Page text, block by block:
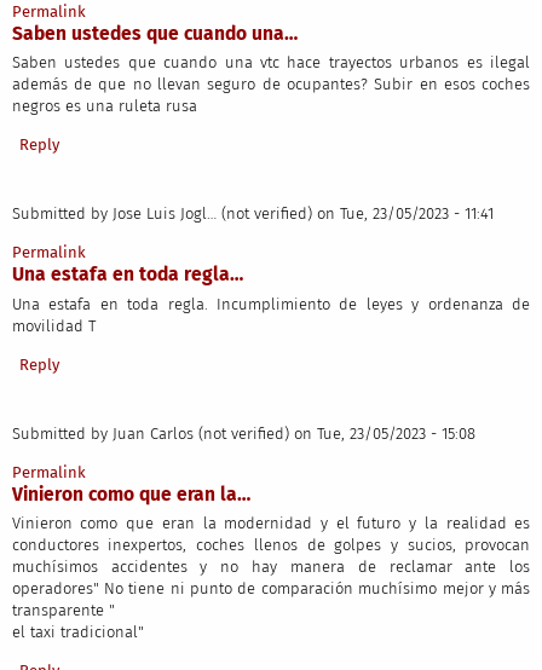
Permalink
Saben ustedes que cuando una…
Saben ustedes que cuando una vtc hace trayectos urbanos es ilegal
además de que no llevan seguro de ocupantes? Subir en esos coches
negros es una ruleta rusa
Reply
Submitted by Jose Luis Jogl… (not verified) on Tue, 23/05/2023 - 11:41
Permalink
Una estafa en toda regla…
Una estafa en toda regla. Incumplimiento de leyes y ordenanza de
movilidad T
Reply
Submitted by Juan Carlos (not verified) on Tue, 23/05/2023 - 15:08
Permalink
Vinieron como que eran la…
Vinieron como que eran la modernidad y el futuro y la realidad es
conductores inexpertos, coches llenos de golpes y sucios, provocan
muchísimos accidentes y no hay manera de reclamar ante los
operadores" No tiene ni punto de comparación muchísimo mejor y más
transparente "
el taxi tradicional"